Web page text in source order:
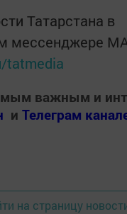
Татарстана в
мессенджере
tatmedia
важным и
и Телеграм
на страницу